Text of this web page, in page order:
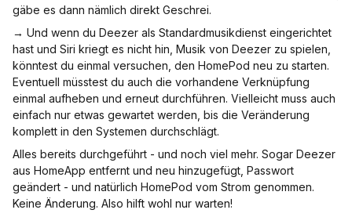
gäbe es dann nämlich direkt Geschrei.
→ Und wenn du Deezer als Standardmusikdienst eingerichtet
hast und Siri kriegt es nicht hin, Musik von Deezer zu spielen,
könntest du einmal versuchen, den HomePod neu zu starten.
Eventuell müsstest du auch die vorhandene Verknüpfung
einmal aufheben und erneut durchführen. Vielleicht muss auch
einfach nur etwas gewartet werden, bis die Veränderung
komplett in den Systemen durchschlägt.
Alles bereits durchgeführt - und noch viel mehr. Sogar Deezer
aus HomeApp entfernt und neu hinzugefügt, Passwort
geändert - und natürlich HomePod vom Strom genommen.
Keine Änderung. Also hilft wohl nur warten!